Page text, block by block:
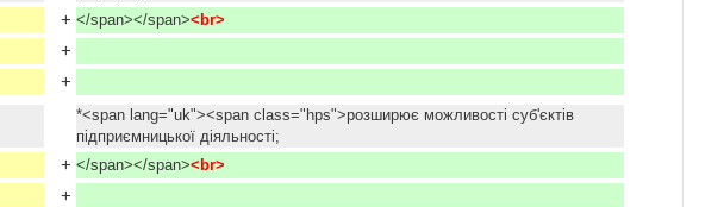
+ </span></span><br>
+
+
*<span lang="uk"><span class="hps">розширює можливості суб'єктів
підприємницької діяльності;
+ </span></span><br>
+